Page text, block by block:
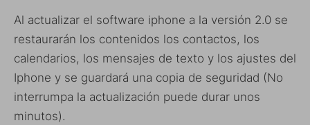
Al actualizar el software iphone a la versión 2.0 se
restaurarán los contenidos los contactos, los
calendarios, los mensajes de texto y los ajustes del
Iphone y se guardará una copia de seguridad (No
interrumpa la actualización puede durar unos
minutos).